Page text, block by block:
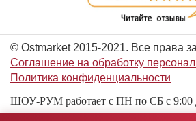
© Ostmarket 2015-2021. Все права
Соглашение на обработку
Политика конфиденциальности
ШОУ-РУМ работает с ПН по СБ с 9:00